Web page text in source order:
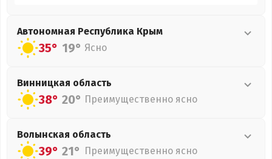
Автономная Республика Крым
35° 19° Ясно
Винницкая область
38° 20° Преимущественно ясно
Волынская область
39° 21° Преимущественно ясно